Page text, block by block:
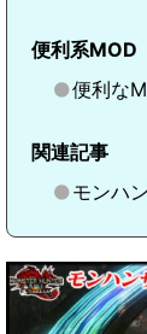
便利系MOD
便利な
関連記事
モンハ